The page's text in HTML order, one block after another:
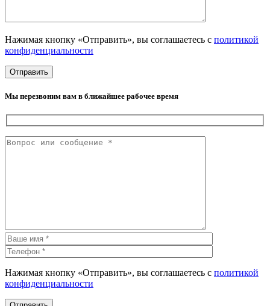
Нажимая кнопку «Отправить», вы соглашаетесь с политикой
конфиденциальности
Мы перезвоним вам в ближайшее рабочее время
Нажимая кнопку «Отправить», вы соглашаетесь с политикой
конфиденциальности